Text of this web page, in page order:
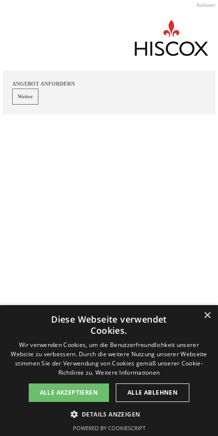
Anbieter
ANGEBOT ANFORDERN
v-f-d.com ist ein Angebot von
Zurück zum Seiteninhalt
×
Diese Webseite verwendet
Cookies.
Wir verwenden Cookies, um die Benutzerfreundlichkeit unserer
Website zu verbessern. Durch die weitere Nutzung unserer Webseite
stimmen Sie der Verwendung von Cookies gemäß unserer Cookie-
Richtlinie zu.Weitere Informationen
ALLE AKZEPTIEREN ALLE ABLEHNEN
DETAILS ANZEIGEN
POWERED BY COOKIESCRIPT
Es werden keine persönlichen Daten gespeichert, sondern nur technische, die für die Website benötigt werden.
Sollten Sie damit nicht einverstanden sein, drücken Sie bitte nicht den Button "Einverstanden". Sie können die
zur Verfügung:
Google Browser-Add-on Informationen zum Datenschutz Einverstanden